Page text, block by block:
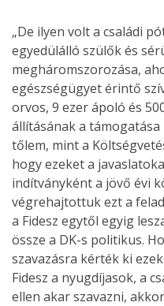
„De ilyen volt a családi
egyedülálló szülők és
megháromszorozása,
egészségügyet érintő
orvos, 9 ezer ápoló és
állításának a
tőlem, mint a
hogy ezeket a
indítványként a jövő évi
végrehajtottuk ezt a
a Fidesz egytől egyig
össze a DK-s politikus.
szavazásra kérték ki
Fidesz a nyugdíjasok, a
ellen akar szavazni,